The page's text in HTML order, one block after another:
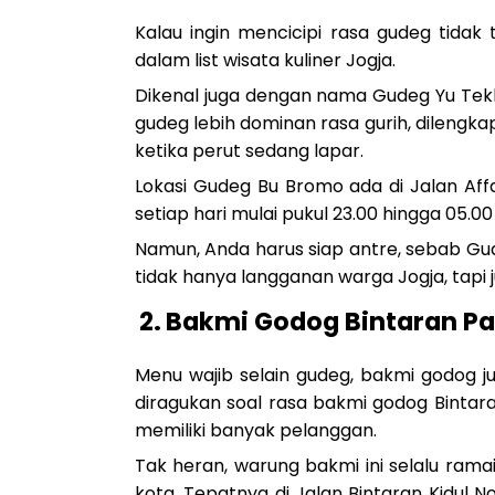
Kalau ingin mencicipi rasa gudeg tidak
dalam list wisata kuliner Jogja.
Dikenal juga dengan nama Gudeg Yu
gudeg lebih dominan rasa gurih,
ketika perut sedang lapar.
Lokasi Gudeg Bu Bromo ada di Jalan
setiap hari mulai pukul 23.00 hingga 05.00
Namun, Anda harus siap antre, sebab
tidak hanya langganan warga Jogja, tapi
2.Bakmi Godog Bintaran
Menu wajib selain gudeg, bakmi godog
diragukan soal rasa bakmi godog
memiliki banyak pelanggan.
Tak heran, warung bakmi ini selalu